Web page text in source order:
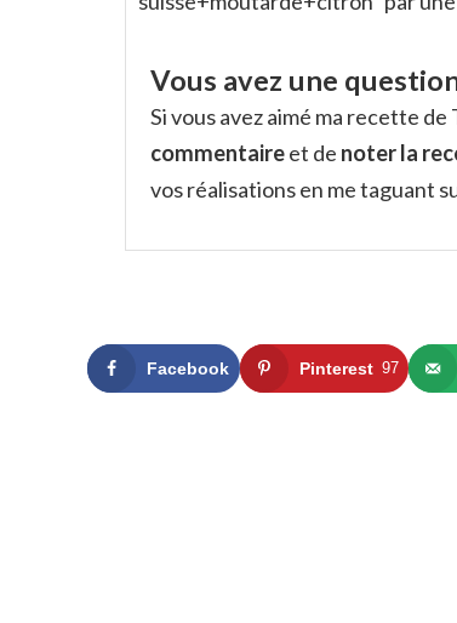
Vous avez une
Si vous avez aimé ma recette
commentaireet de noter la
vos réalisations en me taguant
Facebook Pinterest 97